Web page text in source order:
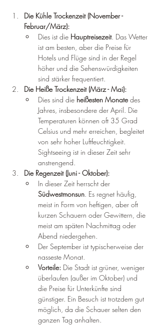
Die Kühle Trockenzeit (November -
Februar/März):
Dies ist die Hauptreisezeit. Das Wetter
ist am besten, aber die Preise für
Hotels und Flüge sind in der Regel
höher und die Sehenswürdigkeiten
sind stärker frequentiert.
Die Heiße Trockenzeit (März - Mai):
Dies sind die heißesten Monate des
Jahres, insbesondere der April. Die
Temperaturen können oft 35 Grad
Celsius und mehr erreichen, begleitet
von sehr hoher Luftfeuchtigkeit.
Sightseeing ist in dieser Zeit sehr
anstrengend.
Die Regenzeit (Juni - Oktober):
In dieser Zeit herrscht der
Südwestmonsun. Es regnet häufig,
meist in Form von heftigen, aber oft
kurzen Schauern oder Gewittern, die
meist am späten Nachmittag oder
Abend niedergehen.
Der September ist typischerweise der
nasseste Monat.
Vorteile: Die Stadt ist grüner, weniger
überlaufen (außer im Oktober) und
die Preise für Unterkünfte sind
günstiger. Ein Besuch ist trotzdem gut
möglich, da die Schauer selten den
ganzen Tag anhalten.